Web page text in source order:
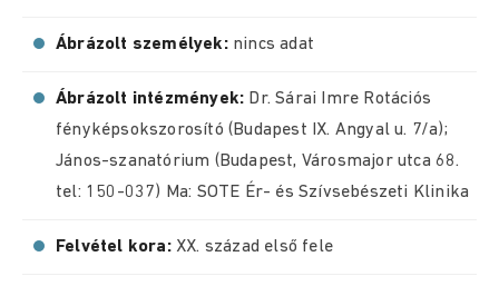
Ábrázolt személyek: nincs adat
Ábrázolt intézmények: Dr. Sárai Imre Rotációs
fényképsokszorosító (Budapest IX. Angyal u. 7/a);
János-szanatórium (Budapest, Városmajor utca 68.
tel: 150-037) Ma: SOTE Ér- és Szívsebészeti Klinika
Felvétel kora: XX. század első fele